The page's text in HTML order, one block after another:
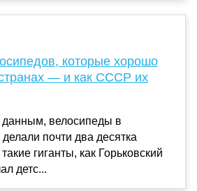
которые хорошо
— и как СССР их
велосипеды в
почти два десятка
гиганты, как Горьковский
детс...